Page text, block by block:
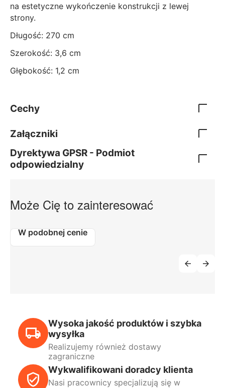
na estetyczne wykończenie konstrukcji z lewej
strony.
Długość: 270 cm
Szerokość: 3,6 cm
Głębokość: 1,2 cm
Cechy
Załączniki
Dyrektywa GPSR - Podmiot
odpowiedzialny
Może Cię to zainteresować
W podobnej cenie
Wysoka jakość produktów i szybka
wysyłka
Realizujemy również dostawy
zagraniczne
Wykwalifikowani doradcy klienta
Nasi pracownicy specjalizują się w